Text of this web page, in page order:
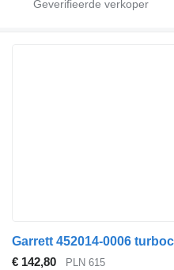
€ 142,80 PLN 615